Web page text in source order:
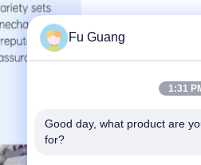
Fu Guang
1:31
Good day, what product are
for?